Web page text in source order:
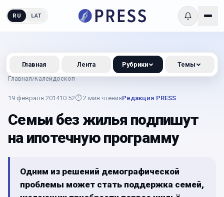
RU LAT
Главная/Калейдоскоп
19 февраля 201410:52⏱ 2 мин чтенияРедакция PRESS
Семьи без жилья подпишут
на ипотечную программу
Одним из решений демографической
проблемы может стать поддержка семей,
Главная Лента Рубрики Темы